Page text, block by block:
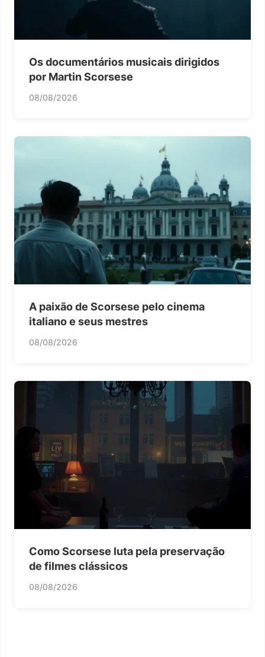
Os documentários musicais dirigidos
por Martin Scorsese
08/08/2026
A paixão de Scorsese pelo cinema
italiano e seus mestres
08/08/2026
Como Scorsese luta pela preservação
de filmes clássicos
08/08/2026